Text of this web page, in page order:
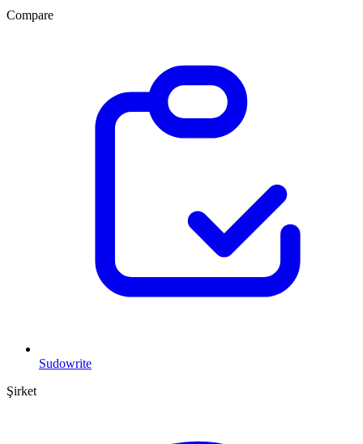
Compare
Sudowrite
Şirket